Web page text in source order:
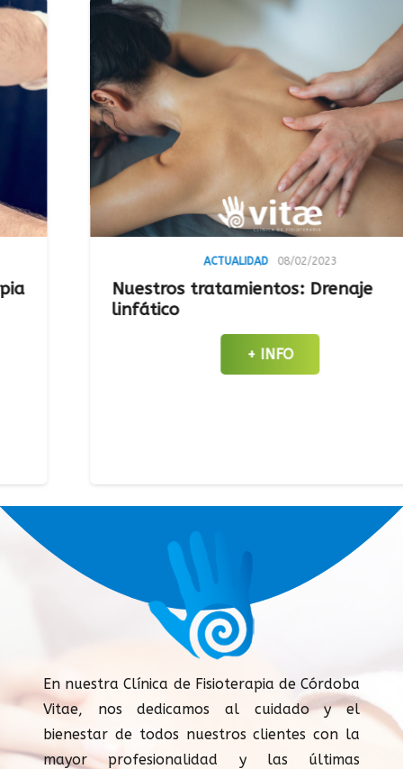
08/02/2023
Nuestros tratamientos: Drenaje
En nuestra Clínica de Fisioterapia de Córdoba
Vitae, nos dedicamos al cuidado y el
bienestar de todos nuestros clientes con la
mayor profesionalidad y las últimas